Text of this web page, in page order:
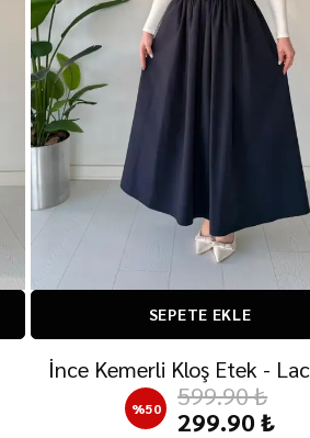
SEPETE EKLE
İnce Kemerli Kloş Etek -
%50
599.90 ₺
299.90 ₺